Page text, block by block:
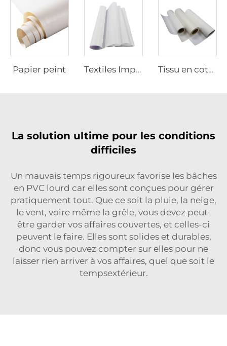
Papier peint Textiles Imprimables Tissu en coton
La solution ultime pour les conditions
difficiles
Un mauvais temps rigoureux favorise les bâches
en PVC lourd car elles sont conçues pour gérer
pratiquement tout. Que ce soit la pluie, la neige,
le vent, voire même la grêle, vous devez peut-
être garder vos affaires couvertes, et celles-ci
peuvent le faire. Elles sont solides et durables,
donc vous pouvez compter sur elles pour ne
laisser rien arriver à vos affaires, quel que soit le
tempsextérieur.